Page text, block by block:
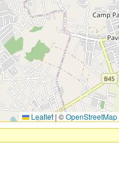
Leaflet |©OpenStreetMap